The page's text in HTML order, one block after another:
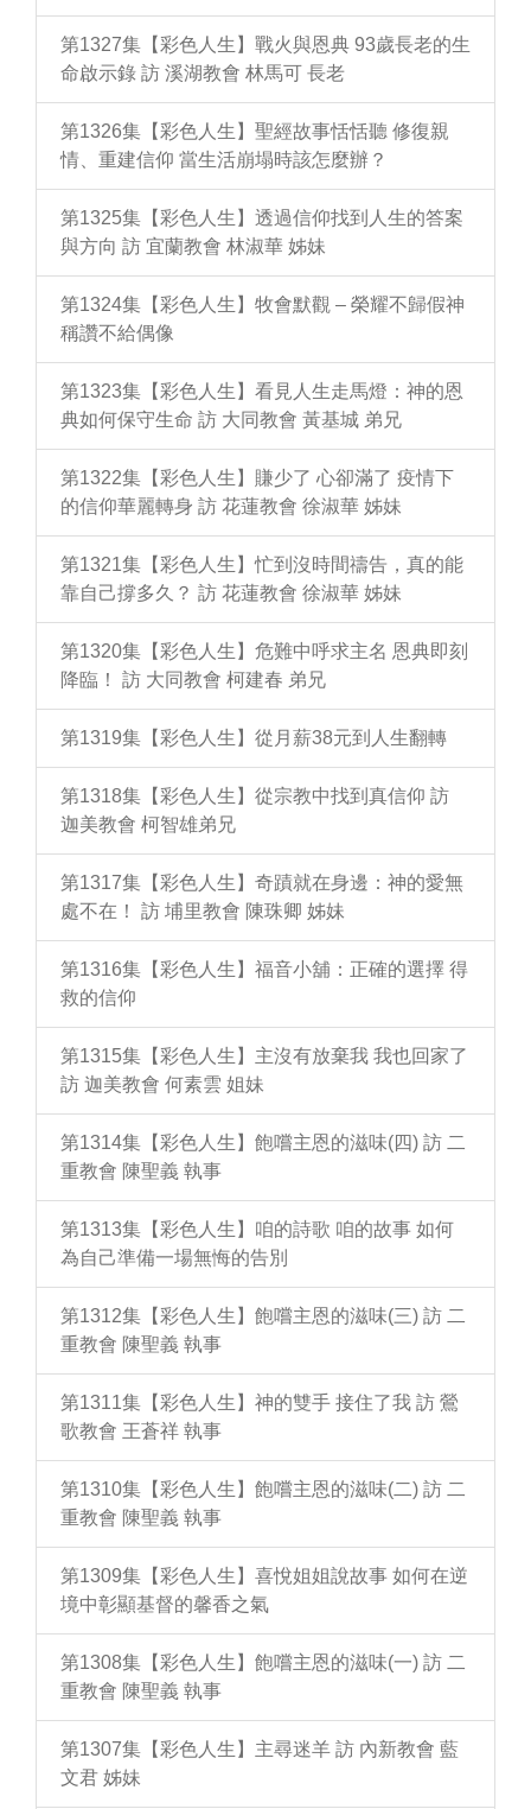
第1327集【彩色人生】戰火與恩典 93歲長老的生
命啟示錄 訪 溪湖教會 林馬可 長老
第1326集【彩色人生】聖經故事恬恬聽 修復親
情、重建信仰 當生活崩塌時該怎麼辦？
第1325集【彩色人生】透過信仰找到人生的答案
與方向 訪 宜蘭教會 林淑華 姊妹
第1324集【彩色人生】牧會默觀 – 榮耀不歸假神
稱讚不給偶像
第1323集【彩色人生】看見人生走馬燈：神的恩
典如何保守生命 訪 大同教會 黃基城 弟兄
第1322集【彩色人生】賺少了 心卻滿了 疫情下
的信仰華麗轉身 訪 花蓮教會 徐淑華 姊妹
第1321集【彩色人生】忙到沒時間禱告，真的能
靠自己撐多久？ 訪 花蓮教會 徐淑華 姊妹
第1320集【彩色人生】危難中呼求主名 恩典即刻
降臨！ 訪 大同教會 柯建春 弟兄
第1319集【彩色人生】從月薪38元到人生翻轉
第1318集【彩色人生】從宗教中找到真信仰 訪
迦美教會 柯智雄弟兄
第1317集【彩色人生】奇蹟就在身邊：神的愛無
處不在！ 訪 埔里教會 陳珠卿 姊妹
第1316集【彩色人生】福音小舖：正確的選擇 得
救的信仰
第1315集【彩色人生】主沒有放棄我 我也回家了
訪 迦美教會 何素雲 姐妹
第1314集【彩色人生】飽嚐主恩的滋味(四) 訪 二
重教會 陳聖義 執事
第1313集【彩色人生】咱的詩歌 咱的故事 如何
為自己準備一場無悔的告別
第1312集【彩色人生】飽嚐主恩的滋味(三) 訪 二
重教會 陳聖義 執事
第1311集【彩色人生】神的雙手 接住了我 訪 鶯
歌教會 王蒼祥 執事
第1310集【彩色人生】飽嚐主恩的滋味(二) 訪 二
重教會 陳聖義 執事
第1309集【彩色人生】喜悅姐姐說故事 如何在逆
境中彰顯基督的馨香之氣
第1308集【彩色人生】飽嚐主恩的滋味(一) 訪 二
重教會 陳聖義 執事
第1307集【彩色人生】主尋迷羊 訪 內新教會 藍
文君 姊妹